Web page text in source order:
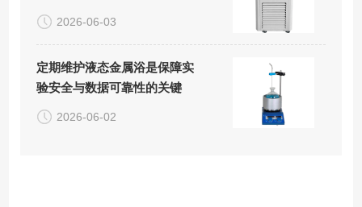
2026-06-03
定期维护液态金属浴是保障实
验安全与数据可靠性的关键
2026-06-02